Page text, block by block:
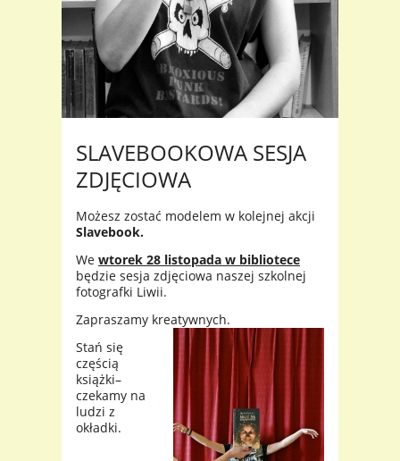
SLAVEBOOKOWA SESJA
ZDJĘCIOWA
Możesz zostać modelem w kolejnej akcji
Slavebook.
We wtorek 28 listopada w bibliotece
będzie sesja zdjęciowa naszej szkolnej
fotografki Liwii.
Zapraszamy kreatywnych.
Stań się
częścią
książki–
czekamy na
ludzi z
okładki.